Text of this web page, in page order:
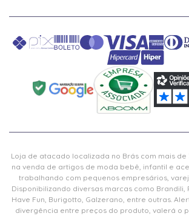
Loja de atacado localizada no Brás com mais
na venda de artigos de moda bebê, infantil e
trabalhando com pequenos empresários,
Disponibilizando diversas marcas como Brandili,
Have Fun, Burigotto, Galzerano, entre outras.
divergência entre preços do produto, valerá o